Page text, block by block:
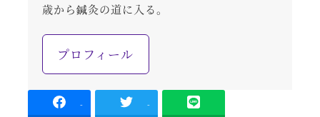
歳から鍼灸の道に入る。
プロフィール
- -